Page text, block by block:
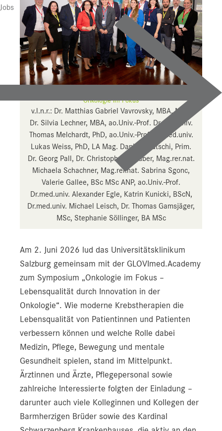
Jobs Presse
Downloads
Pressebilder
YOUNG.HOPE
Pressekontakt
Onkologie im Fokus
v.l.n.r.: Dr. Matthias Gabriel Vavrovsky, MBA, Mag.
Dr. Silvia Lechner, MBA, ao.Univ.-Prof. Dr.med.univ.
Thomas Melchardt, PhD, ao.Univ.-Prof. Dr.med.univ.
Lukas Weiss, PhD, LA Mag. Daniela Gutschi, Prim.
Dr. Georg Pall, Dr. Christoph Kamhuber, Mag.rer.nat.
Michaela Schachner, Mag.rer.nat. Sabrina Sgonc,
Valerie Gallee, BSc MSc ANP, ao.Univ.-Prof.
Dr.med.univ. Alexander Egle, Katrin Kunicki, BScN,
Dr.med.univ. Michael Leisch, Dr. Thomas Gamsjäger,
MSc, Stephanie Söllinger, BA MSc
Am 2. Juni 2026 lud das Universitätsklinikum
Salzburg gemeinsam mit der GLOVImed.Academy
zum Symposium „Onkologie im Fokus –
Lebensqualität durch Innovation in der
Onkologie“. Wie moderne Krebstherapien die
Lebensqualität von Patientinnen und Patienten
verbessern können und welche Rolle dabei
Medizin, Pflege, Bewegung und mentale
Gesundheit spielen, stand im Mittelpunkt.
Ärztinnen und Ärzte, Pflegepersonal sowie
zahlreiche Interessierte folgten der Einladung –
darunter auch viele Kolleginnen und Kollegen der
Barmherzigen Brüder sowie des Kardinal